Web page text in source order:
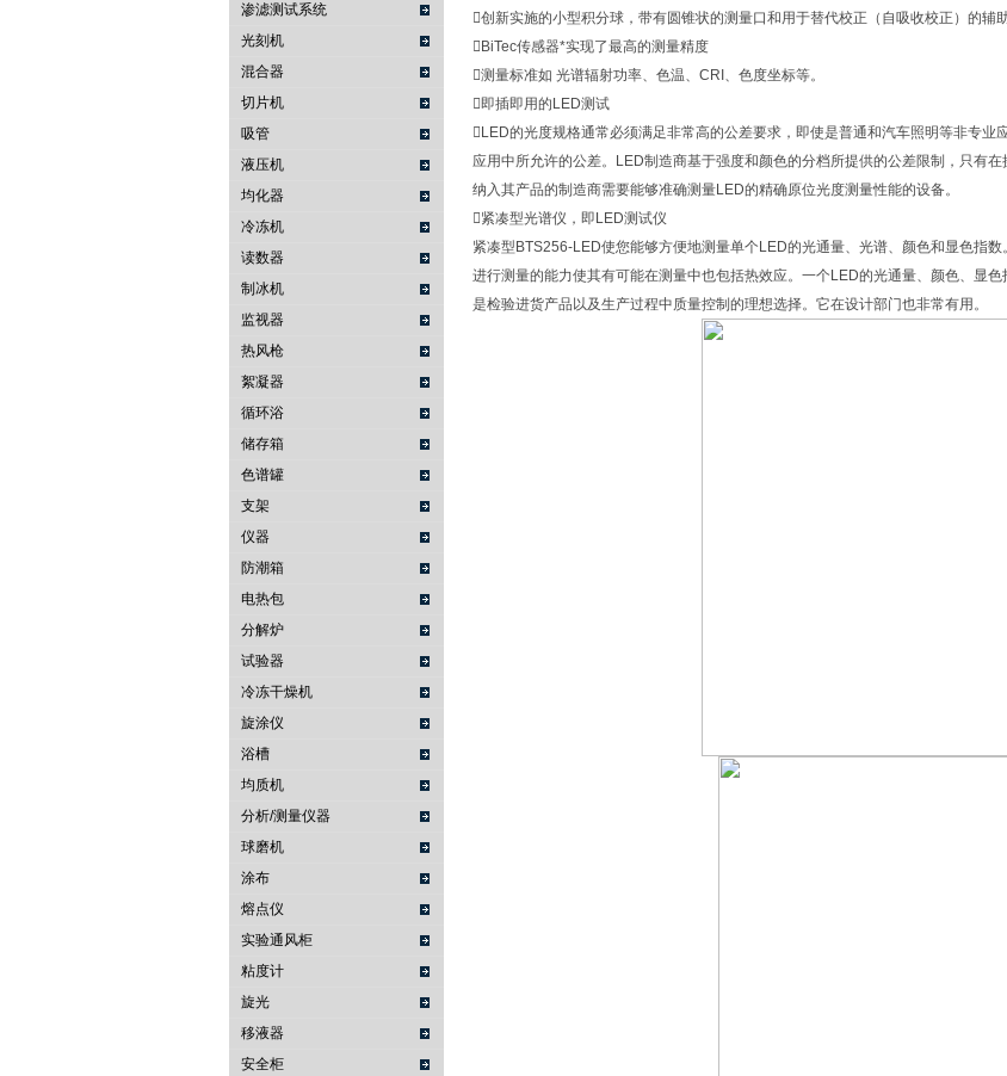
渗滤测试系统
光刻机
混合器
切片机
吸管
液压机
均化器
冷冻机
读数器
制冰机
监视器
热风枪
絮凝器
循环浴
储存箱
色谱罐
支架
仪器
防潮箱
电热包
分解炉
试验器
冷冻干燥机
旋涂仪
浴槽
均质机
分析/测量仪器
球磨机
涂布
熔点仪
实验通风柜
粘度计
旋光
移液器
安全柜
创新实施的小型积分球，带有圆锥状的测量口和用于替代校正（自吸收校正）的辅
BiTec传感器*实现了最高的测量精度
测量标准如 光谱辐射功率、色温、CRI、色度坐标等。
即插即用的LED测试
LED的光度规格通常必须满足非常高的公差要求，即使是普通和汽车照明等非专
应用中所允许的公差。LED制造商基于强度和颜色的分档所提供的公差限制，只有
纳入其产品的制造商需要能够准确测量LED的精确原位光度测量性能的设备。
紧凑型光谱仪，即LED测试仪
紧凑型BTS256-LED使您能够方便地测量单个LED的光通量、光谱、颜色和显色指
进行测量的能力使其有可能在测量中也包括热效应。一个LED的光通量、颜色、显
是检验进货产品以及生产过程中质量控制的理想选择。它在设计部门也非常有用。